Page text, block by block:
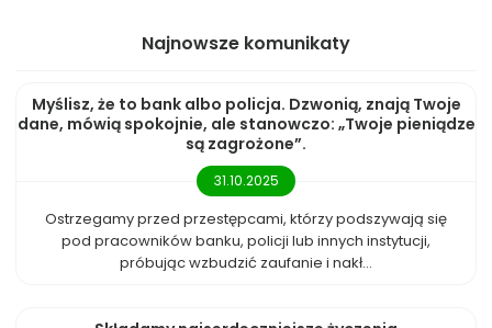
Najnowsze komunikaty
Myślisz, że to bank albo policja. Dzwonią, znają Twoje
dane, mówią spokojnie, ale stanowczo: „Twoje pieniądze
są zagrożone”.
31.10.2025
Ostrzegamy przed przestępcami, którzy podszywają się
pod pracowników banku, policji lub innych instytucji,
próbując wzbudzić zaufanie i nakł...